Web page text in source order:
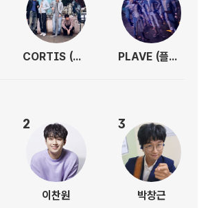
CORTIS (코르티스) PLAVE (플레이브)
2
이찬원
3
박창근